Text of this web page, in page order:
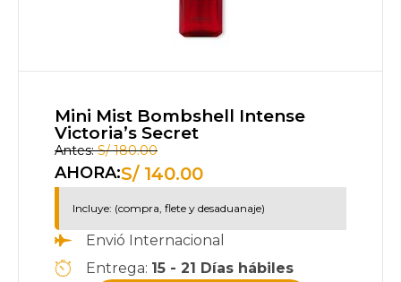
Mini Mist Bombshell Intense
Victoria’s Secret
Antes:S/180.00
AHORA:S/140.00
Incluye: (compra, flete y desaduanaje)
Envió Internacional
Entrega: 15 - 21 Días hábiles